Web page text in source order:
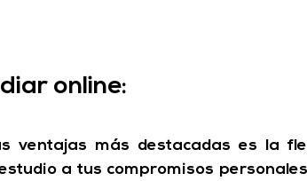
online:
ventajas más destacadas es la
a tus compromisos